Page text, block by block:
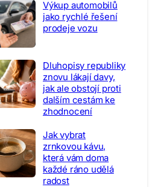
Výkup automobilů
jako rychlé řešení
prodeje vozu
Dluhopisy republiky
znovu lákají davy,
jak ale obstojí proti
dalším cestám ke
zhodnocení
Jak vybrat
zrnkovou kávu,
která vám doma
každé ráno udělá
radost